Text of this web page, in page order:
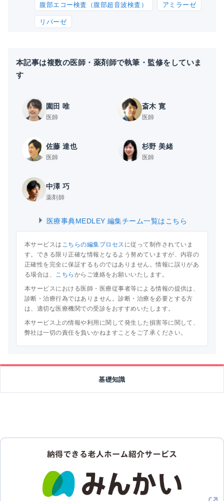
腹部エコー検査（腹部超音波検査） アミラーゼ
リパーゼ
本記事は複数の医師・薬剤師で執筆・監修をしていま
す
園田 唯
医師
斎木 寛
医師
佐藤 達也
医師
杉野 美緒
医師
中澤 巧
薬剤師
医療事典MEDLEY 編集チーム一覧はこちら
本サービスは こちらの編集プロセス に従って制作されていま
す。できる限り正確な情報となるよう努めていますが、内容の
正確性を完全に保証するものではありません。情報に誤りがあ
る場合は、 こちら からご連絡をお願いいたします。
本サービスにおける医師・医療従事者等による情報の提供は、
診断・治療行為ではありません。診断・治療を必要とする方
は、適切な医療機関での受診をおすすめいたします。
本サービス上の情報や利用に関して発生した損害等に関して、
弊社は一切の責任を負いかねますことをご了承ください。
基礎知識